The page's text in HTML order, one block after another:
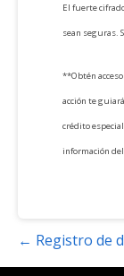
El fuerte
sean seguras.
**Obtén
acción te
crédito
información
Navegación
de
← Registro de